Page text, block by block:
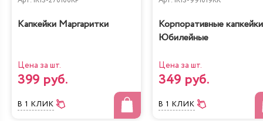
Сказка Тирамису
Капкейки Маргаритки
Цена за шт.
399 руб.
В 1 КЛИК
Корпоративные капкейки
Юбилейные
Цена за шт.
349 руб.
В 1 КЛИК